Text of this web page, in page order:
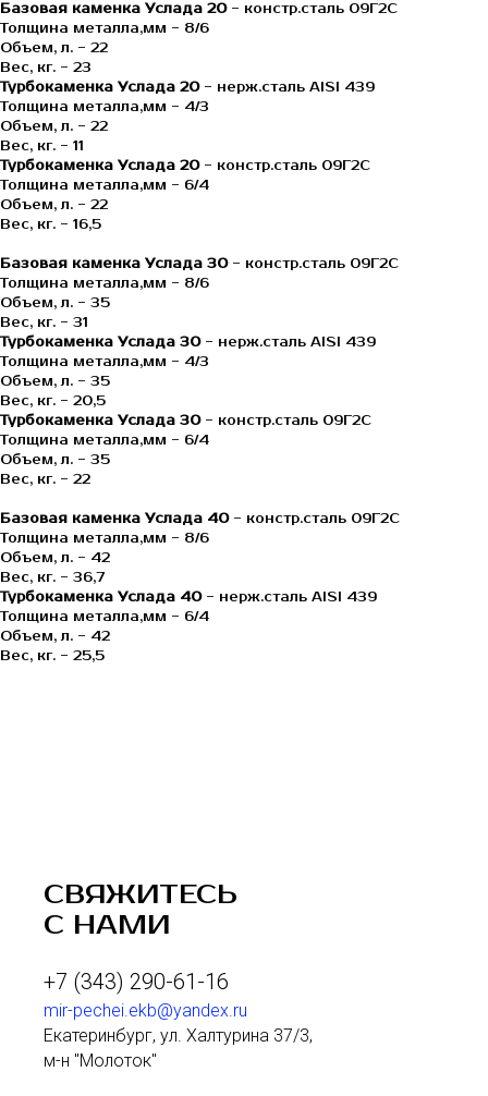
Базовая каменка Услада 20- констр.сталь 09Г2С
Толщина металла,мм - 8/6
Объем, л. - 22
Вес, кг. - 23
Турбокаменка Услада 20- нерж.сталь AISI 439
Толщина металла,мм - 4/3
Объем, л. - 22
Вес, кг. - 11
Турбокаменка Услада 20- констр.сталь 09Г2С
Толщина металла,мм - 6/4
Объем, л. - 22
Вес, кг. - 16,5
Базовая каменка Услада 30- констр.сталь 09Г2С
Толщина металла,мм - 8/6
Объем, л. - 35
Вес, кг. - 31
Турбокаменка Услада 30- нерж.сталь AISI 439
Толщина металла,мм - 4/3
Объем, л. - 35
Вес, кг. - 20,5
Турбокаменка Услада 30- констр.сталь 09Г2С
Толщина металла,мм - 6/4
Объем, л. - 35
Вес, кг. - 22
Базовая каменка Услада 40- констр.сталь 09Г2С
Толщина металла,мм - 8/6
Объем, л. - 42
Вес, кг. - 36,7
Турбокаменка Услада 40- нерж.сталь AISI 439
Толщина металла,мм - 6/4
Объем, л. - 42
Вес, кг. - 25,5
СВЯЖИТЕСЬ
С НАМИ
+7 (343) 290-61-16
mir-pechei.ekb@yandex.ru
Екатеринбург, ул. Халтурина 37/3,
м-н "Молоток"